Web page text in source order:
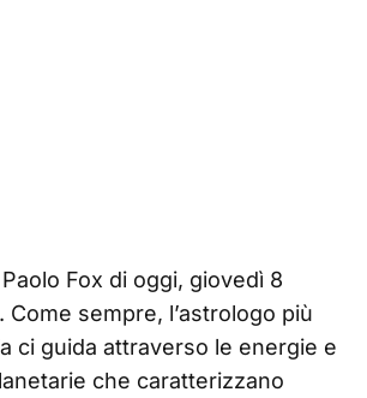
Fox di oggi, giovedì 8
Come sempre, l’astrologo più
ci guida attraverso le energie e
che caratterizzano